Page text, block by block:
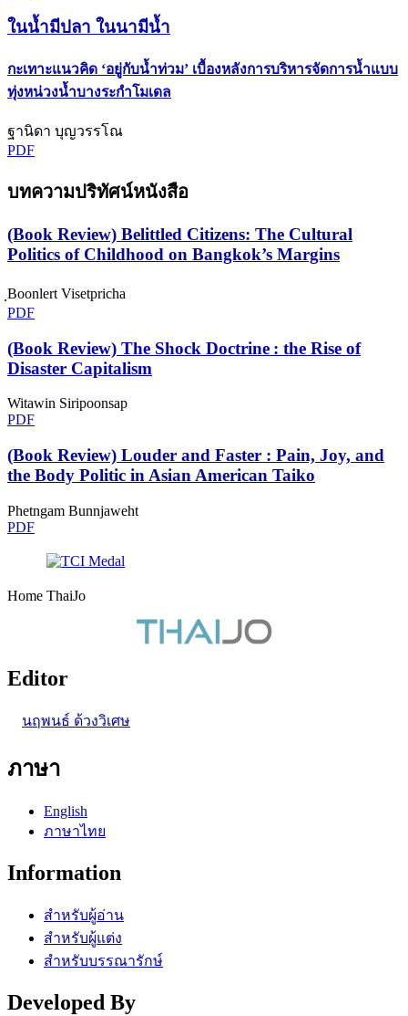
ในน้ำมีปลา ในนามีน้ำ
กะเทาะแนวคิด ‘อยู่กับน้ำท่วม’ เบื้องหลังการบริหารจัดการน้ำแบบ
ทุ่งหน่วงน้ำบางระกำโมเดล
ฐานิดา บุญวรรโณ
PDF
บทความปริทัศน์หนังสือ
(Book Review) Belittled Citizens: The Cultural
Politics of Childhood on Bangkok’s Margins
ฺBoonlert Visetpricha
PDF
(Book Review) The Shock Doctrine : the Rise of
Disaster Capitalism
Witawin Siripoonsap
PDF
(Book Review) Louder and Faster : Pain, Joy, and
the Body Politic in Asian American Taiko
Phetngam Bunnjaweht
PDF
Home ThaiJo
Editor
นฤพนธ์ ด้วงวิเศษ
ภาษา
English
ภาษาไทย
Information
สำหรับผู้อ่าน
สำหรับผู้แต่ง
สำหรับบรรณารักษ์
Developed By